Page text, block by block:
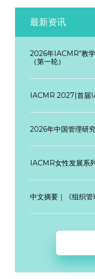
最新资讯
2026年IACMR“教
（第一轮）
IACMR 2027|首届
2026年中国管理研
IACMR女性发展系
中文摘要｜《组织管